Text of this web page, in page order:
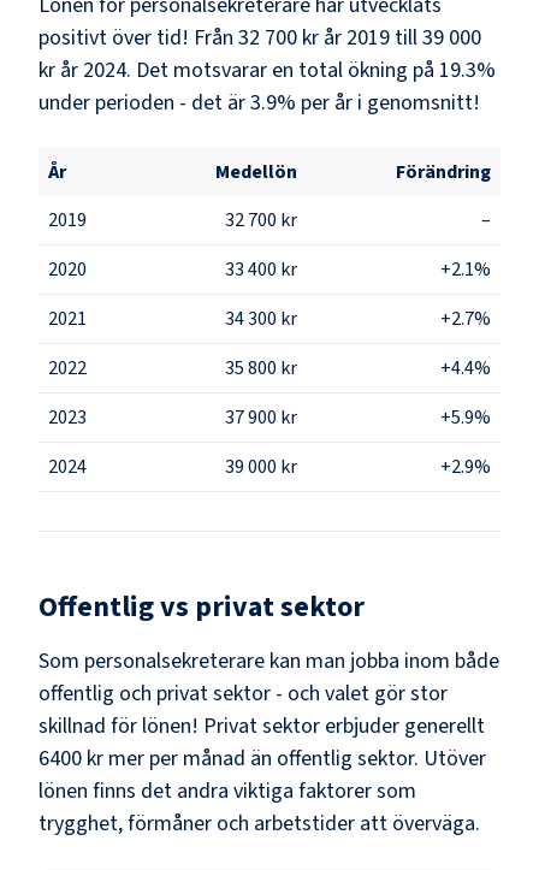
positivt över tid! Från 32 700 kr år 2019 till 39 000
kr år 2024. Det motsvarar en total ökning på 19.3%
under perioden - det är 3.9% per år i genomsnitt!
År Medellön
Förändring
2019
32 700 kr
–
2020
33 400 kr
+2.1%
2021
34 300 kr
+2.7%
2022
35 800 kr
+4.4%
2023
37 900 kr
+5.9%
2024
39 000 kr +2.9%
Offentlig vs privat sektor
Som personalsekreterare kan man jobba inom både
offentlig och privat sektor - och valet gör stor
skillnad för lönen! Privat sektor erbjuder generellt
6400 kr mer per månad än offentlig sektor. Utöver
lönen finns det andra viktiga faktorer som
trygghet, förmåner och arbetstider att överväga.